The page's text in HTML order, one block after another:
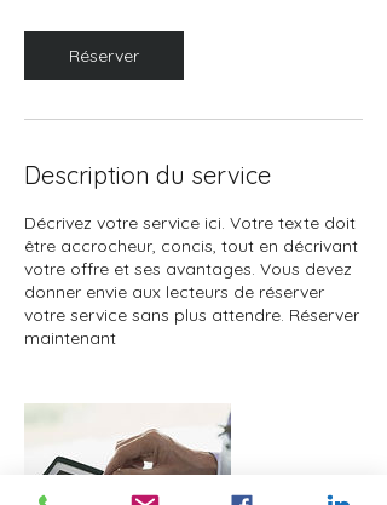
Réserver
Description du service
Décrivez votre service ici. Votre texte doit
être accrocheur, concis, tout en décrivant
votre offre et ses avantages. Vous devez
donner envie aux lecteurs de réserver
votre service sans plus attendre. Réserver
maintenant